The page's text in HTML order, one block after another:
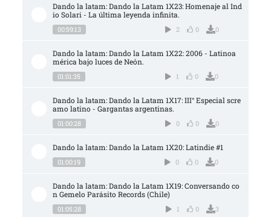
Dando la latam: Dando la Latam 1X23: Homenaje al Ind
io Solari - La última leyenda infinita.
00:59:13 2 0 0
Dando la latam: Dando la Latam 1X22: 2006 - Latinoa
mérica bajo luces de Neón.
01:01:35 1 0 0
Dando la latam: Dando la Latam 1X17: III° Especial scre
amo latino - Gargantas argentinas.
01:00:28 0 0 0
Dando la latam: Dando la Latam 1X20: Latindie #1
01:00:19 0 0 0
Dando la latam: Dando la Latam 1X19: Conversando co
n Gemelo Parásito Records (Chile)
01:05:28 1 0 3